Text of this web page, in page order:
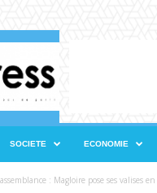
SOCIETE ECONOMIE
: Magloire pose ses valises